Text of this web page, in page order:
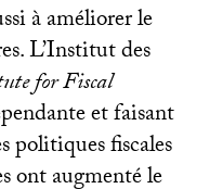
à améliorer le
L’Institut des
for Fiscal
et faisant
politiques fiscales
ont augmenté le